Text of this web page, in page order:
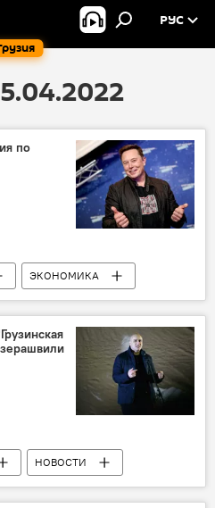
РУС
по
ЭКОНОМИКА
НОВОСТИ
Мелия